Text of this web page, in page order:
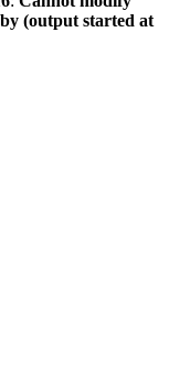
(output started at